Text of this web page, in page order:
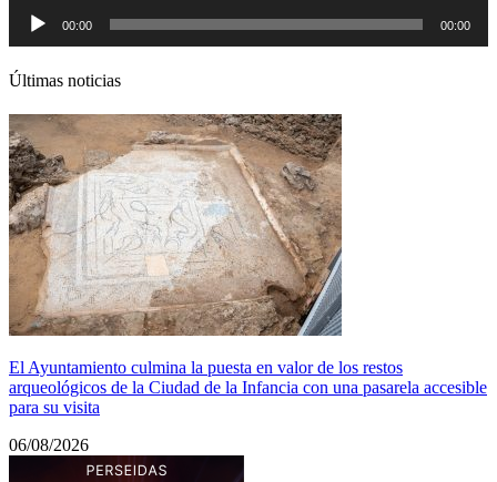
Reproductor
audio
00:00 00:00
Últimas noticias
El Ayuntamiento culmina la puesta en valor de los restos
arqueológicos de la Ciudad de la Infancia con una pasarela accesible
para su visita
06/08/2026